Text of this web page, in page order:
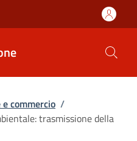
commercio /
trasmissione della